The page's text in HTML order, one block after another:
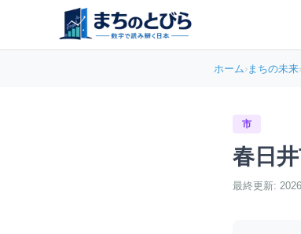
ホーム›まちの未来›
市
春日
最終更新: